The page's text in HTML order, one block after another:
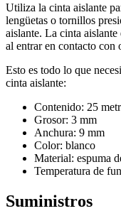
Utiliza la cinta aislante
lengüetas o tornillos
aislante. La cinta aislante
al entrar en contacto con
Esto es todo lo que
cinta aislante:
Contenido: 25
Grosor: 3 mm
Anchura: 9 mm
Color: blanco
Material: espuma
Temperatura de
Suministros